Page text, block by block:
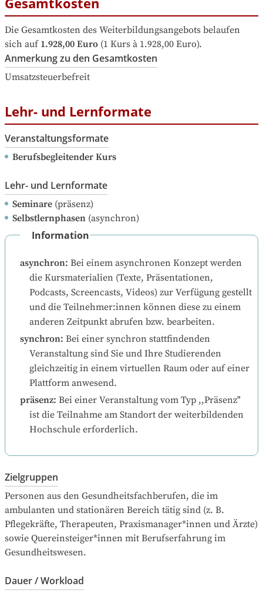
Die Gesamtkosten des Weiterbildungsangebots belaufen
sich auf 1.928,00 Euro (1 Kurs à 1.928,00 Euro).
Anmerkung zu den Gesamtkosten
Umsatzsteuerbefreit
Lehr- und Lernformate
Veranstaltungsformate
Berufsbegleitender Kurs
Lehr- und Lernformate
Seminare (präsenz)
Selbstlernphasen (asynchron)
Information
asynchron: Bei einem asynchronen Konzept werden
die Kursmaterialien (Texte, Präsentationen,
Podcasts, Screencasts, Videos) zur Verfügung gestellt
und die Teilnehmer:innen können diese zu einem
anderen Zeitpunkt abrufen bzw. bearbeiten.
synchron: Bei einer synchron stattfindenden
Veranstaltung sind Sie und Ihre Studierenden
gleichzeitig in einem virtuellen Raum oder auf einer
Plattform anwesend.
präsenz: Bei einer Veranstaltung vom Typ ,,Präsenz"
ist die Teilnahme am Standort der weiterbildenden
Hochschule erforderlich.
Zielgruppen
Personen aus den Gesundheitsfachberufen, die im
ambulanten und stationären Bereich tätig sind (z. B.
Pflegekräfte, Therapeuten, Praxismanager*innen und Ärzte)
sowie Quereinsteiger*innen mit Berufserfahrung im
Gesundheitswesen.
Dauer / Workload